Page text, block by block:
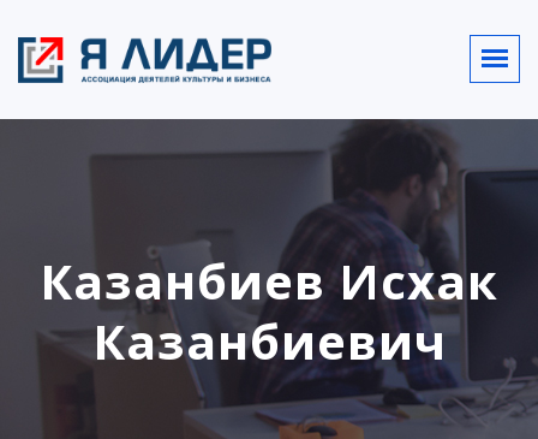
Казанбиев Исхак
Казанбиевич